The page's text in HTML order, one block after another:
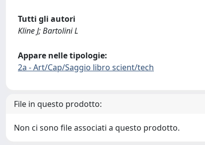
Tutti gli autori
Kline J; Bartolini L
Appare nelle tipologie:
2a - Art/Cap/Saggio libro scient/tech
File in questo prodotto:
Non ci sono file associati a questo prodotto.